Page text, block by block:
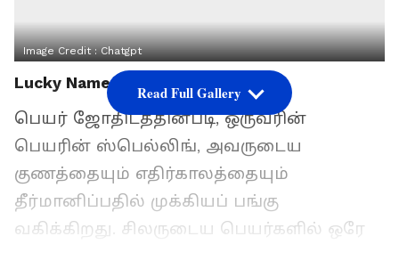
Image Credit :Chatgpt
Lucky Names astrology
பெயர் ஜோதிடத்தின்படி, ஒருவரின்
பெயரின் ஸ்பெல்லிங், அவருடைய
குணத்தையும் எதிர்காலத்தையும்
தீர்மானிப்பதில் முக்கியப் பங்கு
வகிக்கிறது. சிலருடைய பெயர்களில் ஒரே
Read Full Gallery